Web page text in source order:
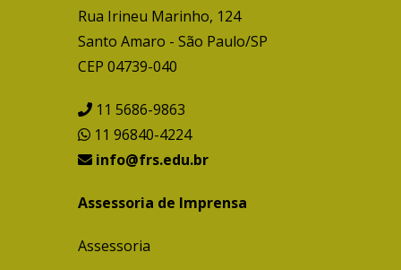
Rua Irineu Marinho, 124
Santo Amaro - São Paulo/SP
CEP 04739-040
11 5686-9863
11 96840-4224
info@frs.edu.br
Assessoria de Imprensa
Assessoria